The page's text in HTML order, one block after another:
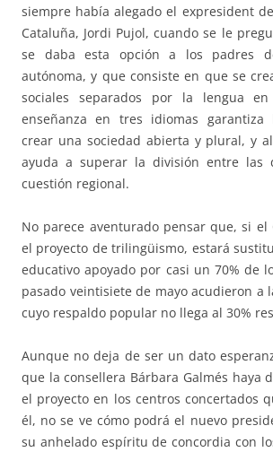
siempre había alegado el expresident
Cataluña, Jordi Pujol, cuando se le
se daba esta opción a los padres
autónoma, y que consiste en que se
sociales separados por la lengua
enseñanza en tres idiomas garantiza
crear una sociedad abierta y plural, y
ayuda a superar la división entre las
cuestión regional.
No parece aventurado pensar que, si el
el proyecto de trilingüismo, estará
educativo apoyado por casi un 70% de
pasado veintisiete de mayo acudieron a
cuyo respaldo popular no llega al 30%
Aunque no deja de ser un dato
que la consellera Bárbara Galmés haya
el proyecto en los centros concertados
él, no se ve cómo podrá el nuevo
su anhelado espíritu de concordia con